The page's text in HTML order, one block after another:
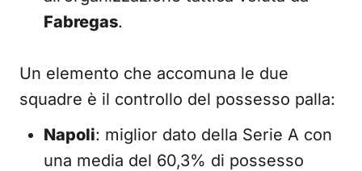
Fabregas.
Un elemento che accomuna le due
squadre è il controllo del possesso palla:
Napoli: miglior dato della Serie A con
una media del 60,3% di possesso